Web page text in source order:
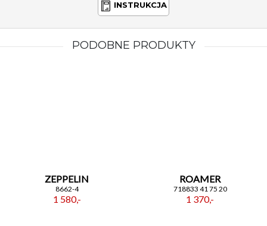
INSTRUKCJA
PODOBNE PRODUKTY
ZEPPELIN
8662-4
1 580,-
ROAMER
718833 41 75 20
1 370,-